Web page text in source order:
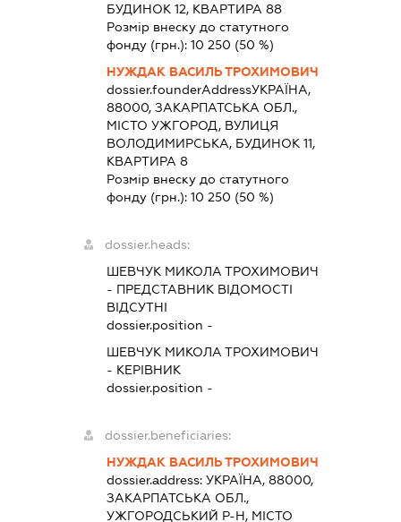
БУДИНОК 12, КВАРТИРА 88
Розмір внеску до статутного
фонду (грн.): 10 250 (50 %)
НУЖДАК ВАСИЛЬ ТРОХИМОВИЧ
dossier.founderAddressУКРАЇНА,
88000, ЗАКАРПАТСЬКА ОБЛ.,
МІСТО УЖГОРОД, ВУЛИЦЯ
ВОЛОДИМИРСЬКА, БУДИНОК 11,
КВАРТИРА 8
Розмір внеску до статутного
фонду (грн.): 10 250 (50 %)
dossier.heads:
ШЕВЧУК МИКОЛА ТРОХИМОВИЧ
- ПРЕДСТАВНИКВІДОМОСТІ
ВІДСУТНІ
dossier.position -
ШЕВЧУК МИКОЛА ТРОХИМОВИЧ
- КЕРІВНИК
dossier.position -
dossier.beneficiaries:
НУЖДАК ВАСИЛЬ ТРОХИМОВИЧ
dossier.address: УКРАЇНА, 88000,
ЗАКАРПАТСЬКА ОБЛ.,
УЖГОРОДСЬКИЙ Р-Н, МІСТО